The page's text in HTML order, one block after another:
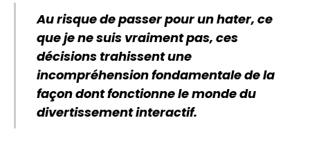
Au risque de passer pour un hater, ce
que je ne suis vraiment pas, ces
décisions trahissent une
incompréhension fondamentale de la
façon dont fonctionne le monde du
divertissement interactif.